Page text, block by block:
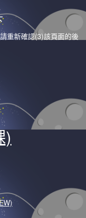
重新確認(3)該頁面的後
)